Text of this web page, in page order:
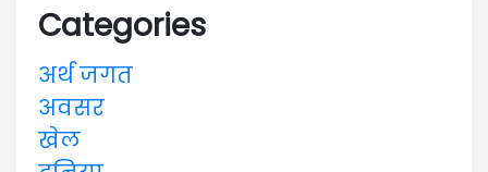
Categories
अर्थ जगत
अवसर
खेल